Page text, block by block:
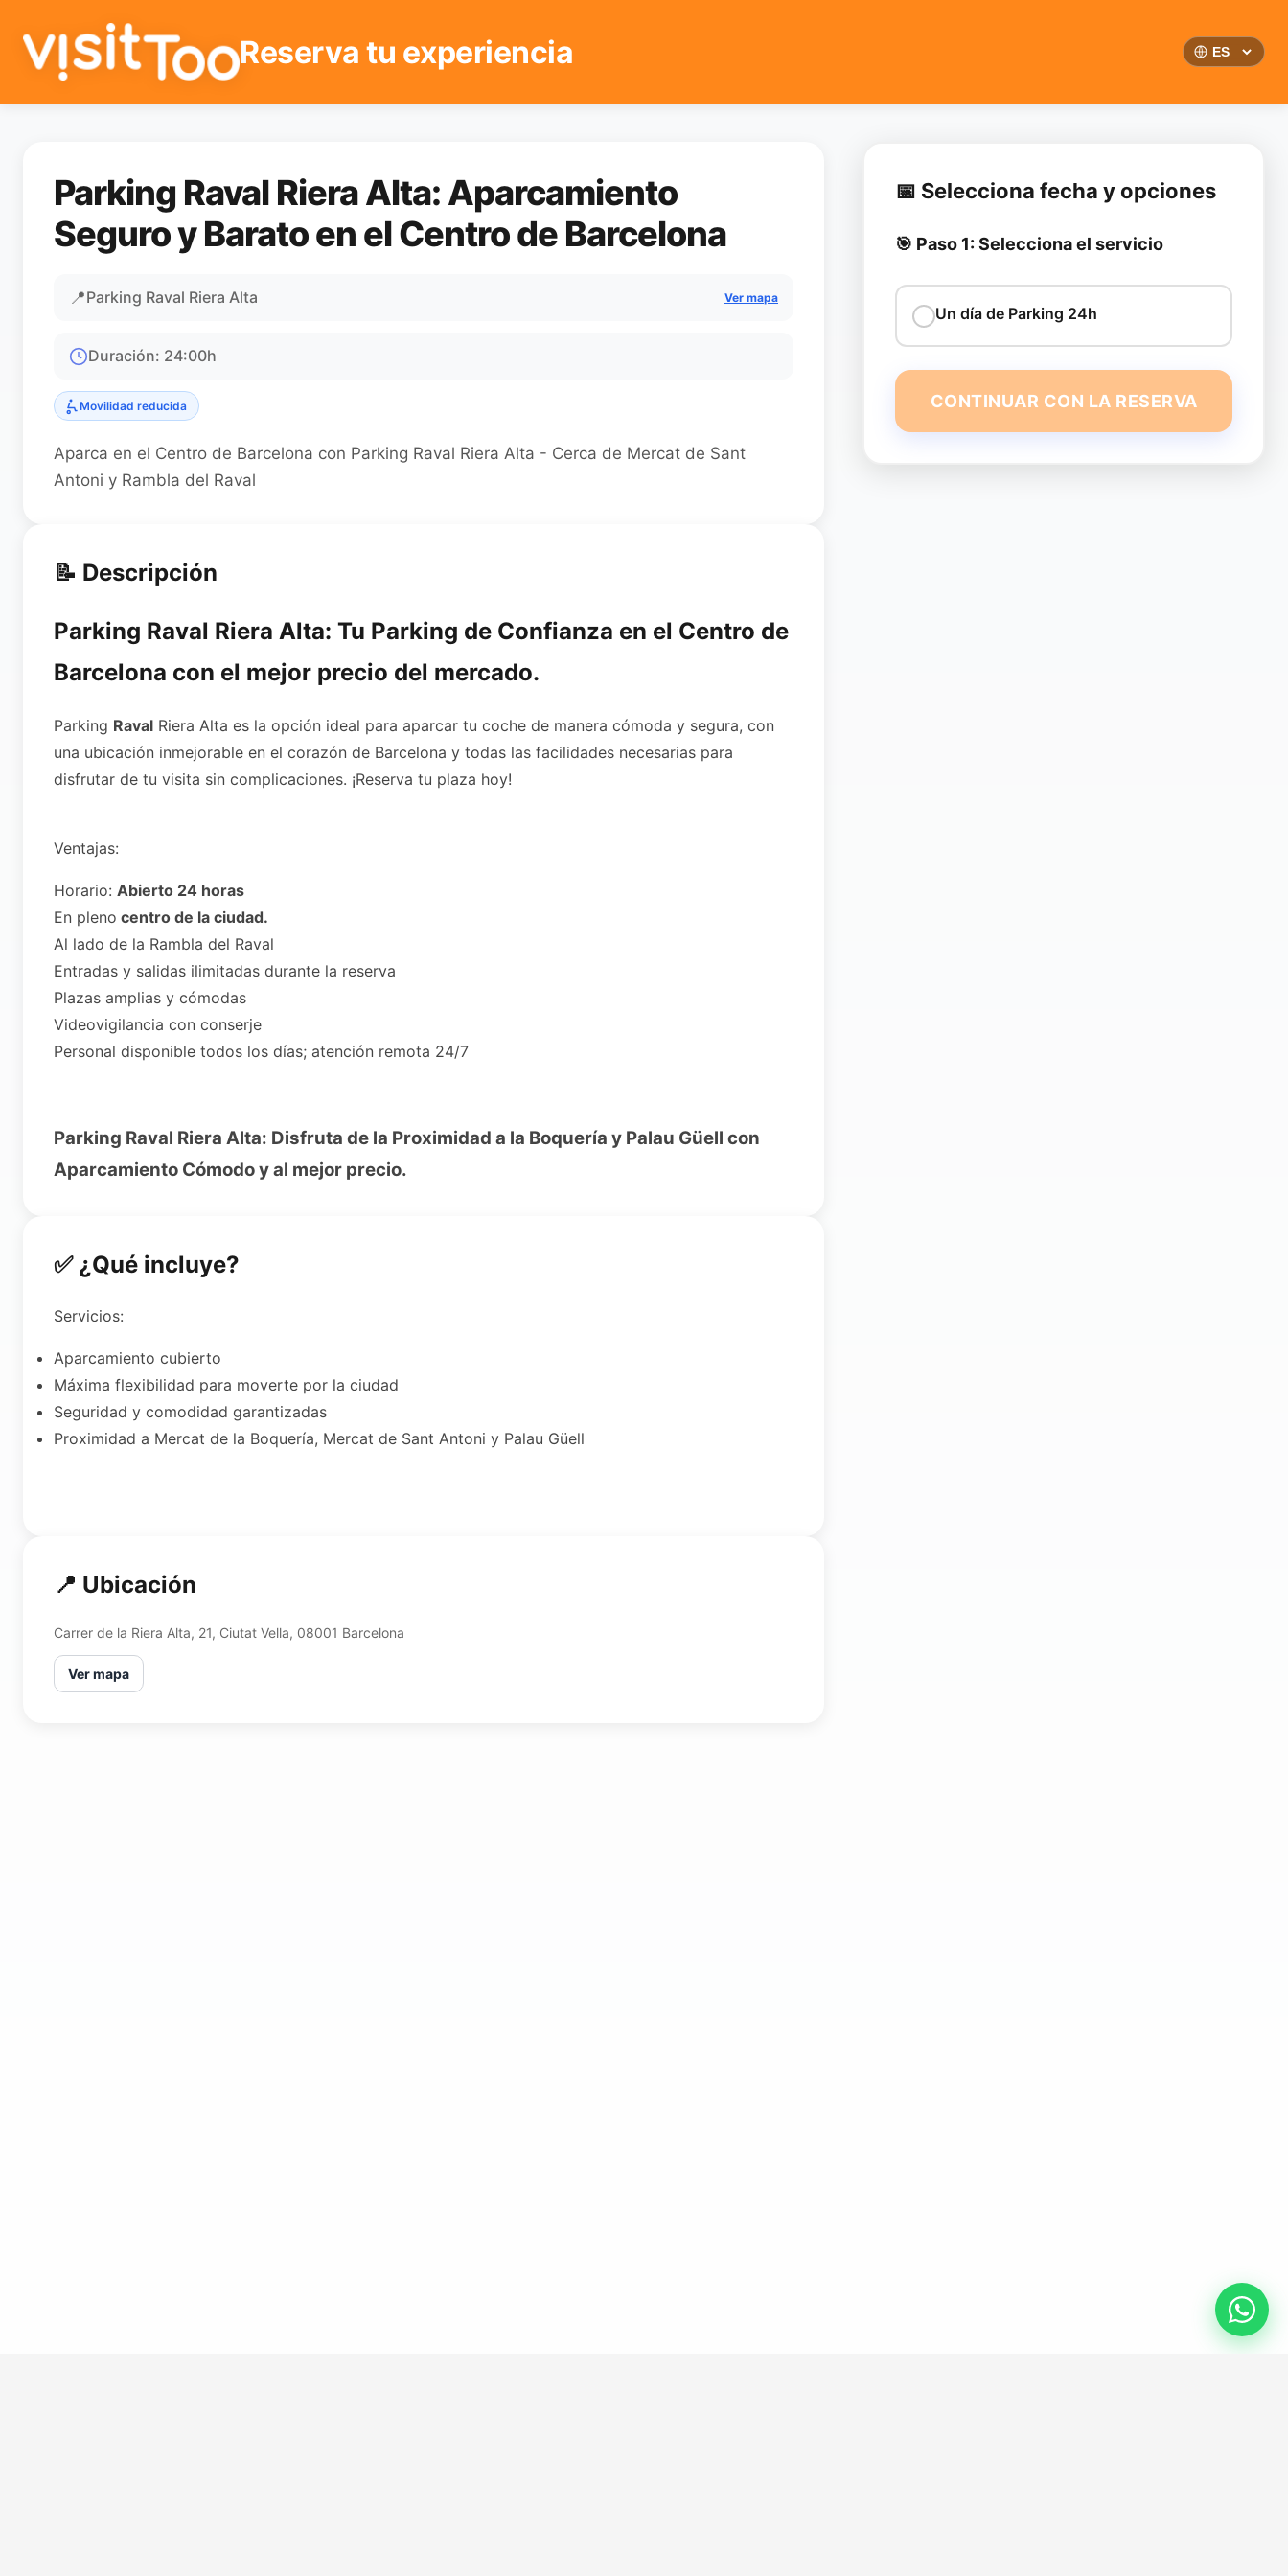
Reserva tu experiencia
Parking Raval Riera Alta: Aparcamiento
Seguro y Barato en el Centro de Barcelona
📍Parking Raval Riera Alta Ver mapa
Duración: 24:00h
Movilidad reducida
Aparca en el Centro de Barcelona con Parking Raval Riera Alta - Cerca de Mercat de Sant
Antoni y Rambla del Raval
📝 Descripción
Parking Raval Riera Alta: Tu Parking de Confianza en el Centro de
Barcelona con el mejor precio del mercado.
Parking Raval Riera Alta es la opción ideal para aparcar tu coche de manera cómoda y segura, con
una ubicación inmejorable en el corazón de Barcelona y todas las facilidades necesarias para
disfrutar de tu visita sin complicaciones. ¡Reserva tu plaza hoy!
Ventajas:
Horario: Abierto 24 horas
En pleno centro de la ciudad.
Al lado de la Rambla del Raval
Entradas y salidas ilimitadas durante la reserva
Plazas amplias y cómodas
Videovigilancia con conserje
Personal disponible todos los días; atención remota 24/7
Parking Raval Riera Alta: Disfruta de la Proximidad a la Boquería y Palau Güell con
Aparcamiento Cómodo y al mejor precio.
✅ ¿Qué incluye?
Servicios:
Aparcamiento cubierto
Máxima flexibilidad para moverte por la ciudad
Seguridad y comodidad garantizadas
Proximidad a Mercat de la Boquería, Mercat de Sant Antoni y Palau Güell
📍 Ubicación
Carrer de la Riera Alta, 21, Ciutat Vella, 08001 Barcelona
Ver mapa
📅 Selecciona fecha y opciones
🎯 Paso 1: Selecciona el servicio
Un día de Parking 24h
CONTINUAR CON LA RESERVA